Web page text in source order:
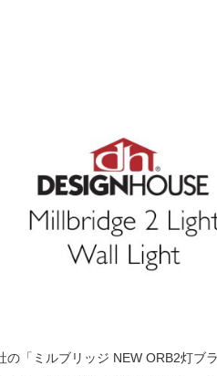
の「ミルブリッジ NEW ORB2灯ブ